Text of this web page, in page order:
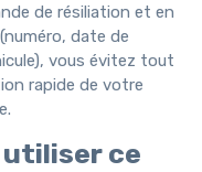
de résiliation et en
date de
vous évitez tout
rapide de votre
utiliser ce